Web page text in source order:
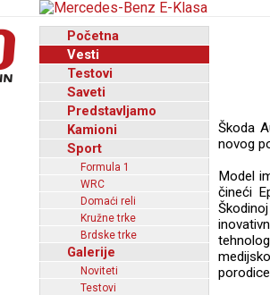
Početna
Vesti
Testovi
Saveti
Predstavljamo
Kamioni
Sport
Formula 1
WRC
Domaći reli
Kružne trke
Brdske trke
Galerije
Noviteti
Testovi
Škoda
novog
Model
čineći